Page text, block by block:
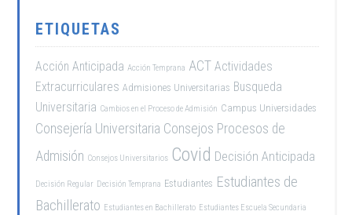
ETIQUETAS
Acción Anticipada Acción Temprana ACT Actividades
Extracurriculares Admisiones Universitarias Busqueda
Universitaria Cambios en el Proceso de Admisión Campus Universidades
Consejería Universitaria Consejos Procesos de
Admisión Consejos Universitarios Covid Decisión Anticipada
Decisión Regular Decisión Temprana Estudiantes Estudiantes de
Bachillerato Estudiantes en Bachillerato Estudiantes Escuela Secundaria